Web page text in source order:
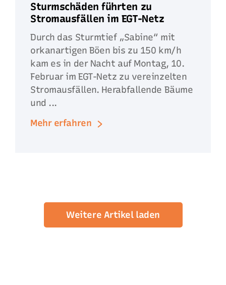
Sturmschäden führten zu
Stromausfällen im EGT-Netz
Durch das Sturmtief „Sabine“ mit
orkanartigen Böen bis zu 150 km/h
kam es in der Nacht auf Montag, 10.
Februar im EGT-Netz zu vereinzelten
Stromausfällen. Herabfallende Bäume
und ...
Mehr erfahren
Weitere Artikel laden